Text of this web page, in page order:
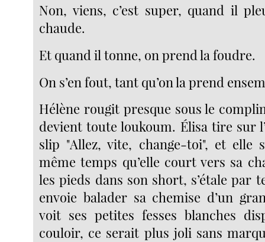
Non, viens, c’est super, quand il
chaude.
Et quand il tonne, on prend la foudre.
On s’en fout, tant qu’on la prend
Hélène rougit presque sous le
devient toute loukoum. Élisa tire sur
slip "Allez, vite, change-toi", et elle
même temps qu’elle court vers sa
les pieds dans son short, s’étale par
envoie balader sa chemise d’un
voit ses petites fesses blanches
couloir, ce serait plus joli sans